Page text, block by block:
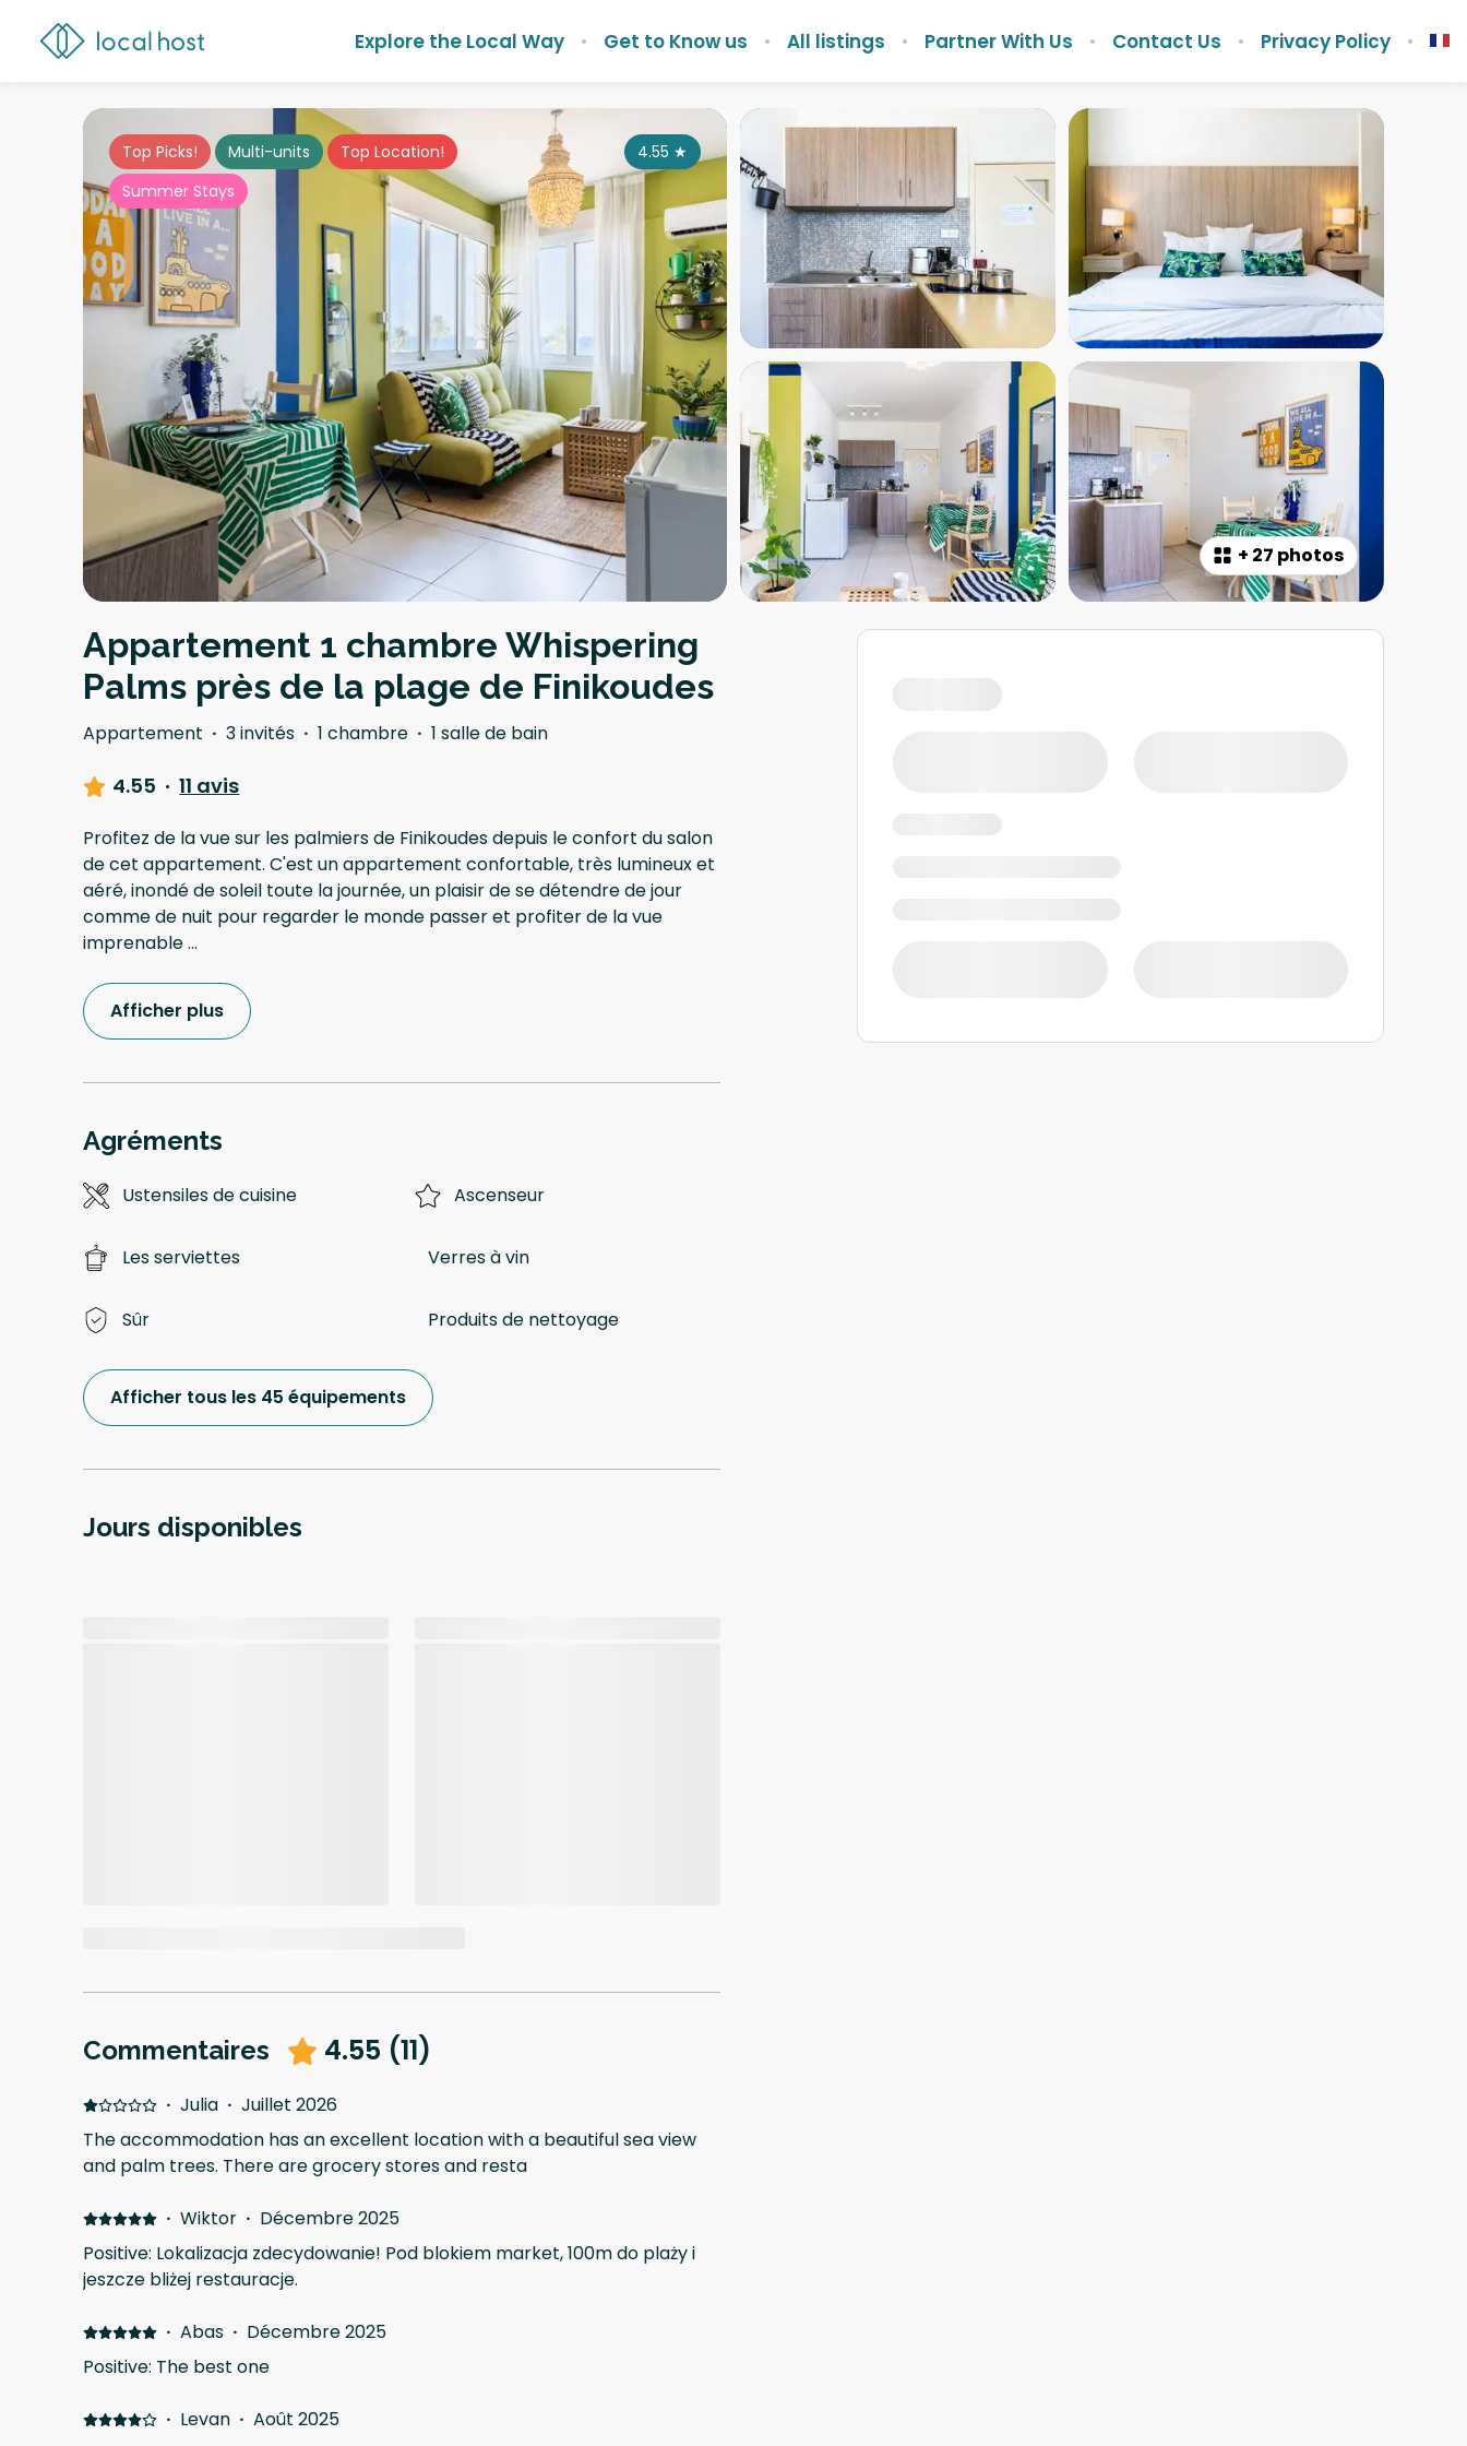
Explore the Local Way Get to Know us All listings Partner With Us Contact Us Privacy Policy
+ 27 photos
4.55 ★
Top Picks! Multi-units
Top Location!
Summer Stays
Appartement 1 chambre Whispering
Palms près de la plage de Finikoudes
Appartement · 3 invités · 1 chambre · 1 salle de bain
4.55 · 11 avis
Profitez de la vue sur les palmiers de Finikoudes depuis le confort du salon
de cet appartement. C'est un appartement confortable, très lumineux et
aéré, inondé de soleil toute la journée, un plaisir de se détendre de jour
comme de nuit pour regarder le monde passer et profiter de la vue
imprenable...
Afficher plus
Agréments
Ustensiles de cuisine Ascenseur
Les serviettes Verres à vin
Sûr Produits de nettoyage
Afficher tous les 45 équipements
Jours disponibles
Commentaires 4.55 (11)
· Julia · Juillet 2026
The accommodation has an excellent location with a beautiful sea view
and palm trees. There are grocery stores and resta
· Wiktor · Décembre 2025
Positive: Lokalizacja zdecydowanie! Pod blokiem market, 100m do plaży i
jeszcze bliżej restauracje.
· Abas · Décembre 2025
Positive: The best one
· Levan · Août 2025